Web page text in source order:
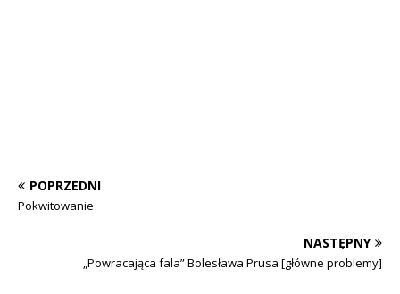
POPRZEDNI
Pokwitowanie
NASTĘPNY
„Powracająca fala” Bolesława Prusa [główne problemy]